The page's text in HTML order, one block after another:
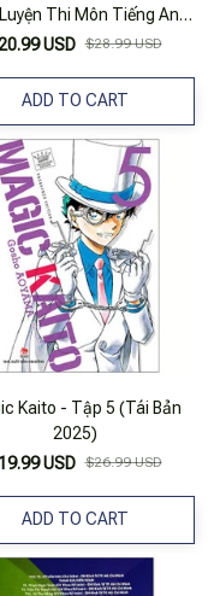
Thi Môn Tiếng Anh
10 - Bản Màu Không Lò
USD $28.99 USD
ADD TO CART
Kaito - Tập 5 (Tái Bản
2025)
USD $26.99 USD
ADD TO CART